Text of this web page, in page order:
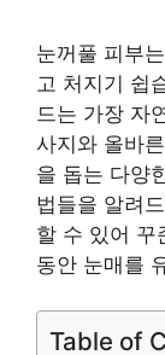
눈꺼풀 피부
고 처지기 쉽
드는 가장 자
사지와 올바
을 돕는 다양
법들을 알려
할 수 있어 꾸
동안 눈매를
Table of